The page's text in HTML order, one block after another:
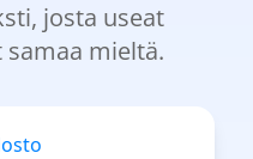
josta useat
mieltä.